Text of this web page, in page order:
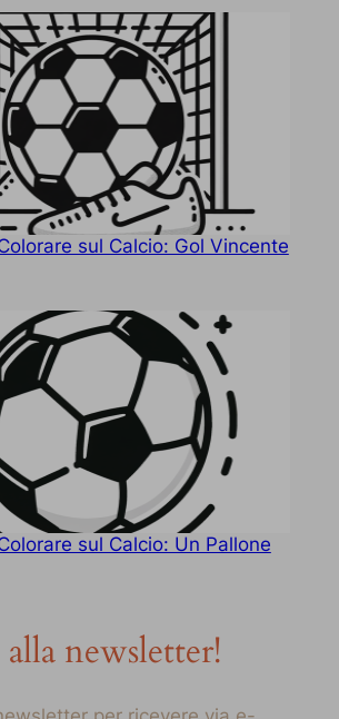
sul Calcio: Gol Vincente
sul Calcio: Un Pallone
newsletter!